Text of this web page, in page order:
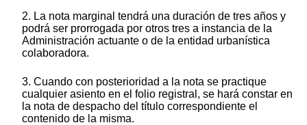
2. La nota marginal tendrá una duración de tres años y
podrá ser prorrogada por otros tres a instancia de la
Administración actuante o de la entidad urbanística
colaboradora.
3. Cuando con posterioridad a la nota se practique
cualquier asiento en el folio registral, se hará constar en
la nota de despacho del título correspondiente el
contenido de la misma.